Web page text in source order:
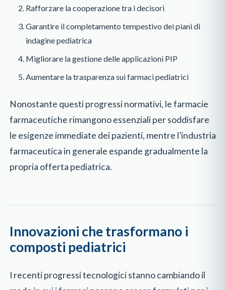
Rafforzare la cooperazione tra i decisori
Garantire il completamento tempestivo dei piani di
indagine pediatrica
Migliorare la gestione delle applicazioni PIP
Aumentare la trasparenza sui farmaci pediatrici
Nonostante questi progressi normativi, le farmacie
farmaceutiche rimangono essenziali per soddisfare
le esigenze immediate dei pazienti, mentre l’industria
farmaceutica in generale espande gradualmente la
propria offerta pediatrica.
Innovazioni che trasformano i
composti pediatrici
I recenti progressi tecnologici stanno cambiando il